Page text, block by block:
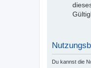
Du kannst die